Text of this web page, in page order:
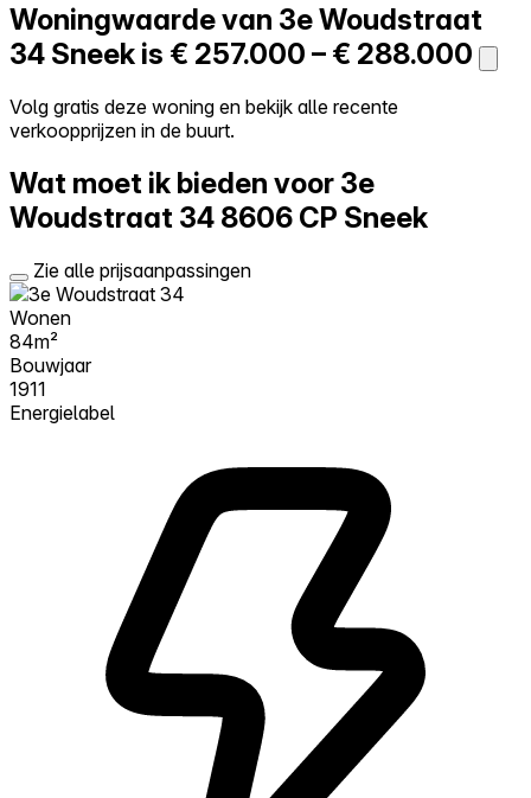
Zelf kopen
Alles-in-één
Reviews
Log in
Woningwaarde van 3e Woudstraat
34 Sneek is € 257.000 – € 288.000
Volg gratis deze woning en bekijk alle recente
verkoopprijzen in de buurt.
Wat moet ik bieden voor 3e
Woudstraat 34 8606 CP Sneek
Zie alle prijsaanpassingen
Wonen
84m²
Bouwjaar
1911
Energielabel